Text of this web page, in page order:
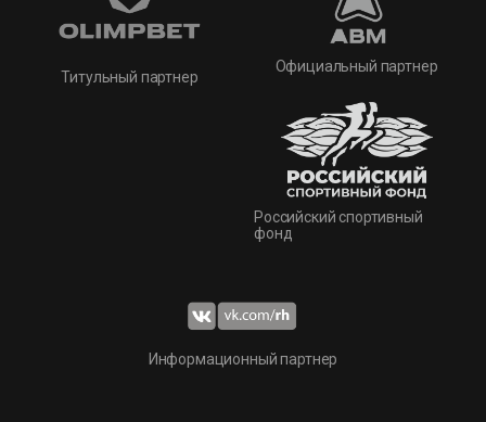
Титульный партнер
Официальный партнер
Российский спортивный
фонд
Информационный партнер